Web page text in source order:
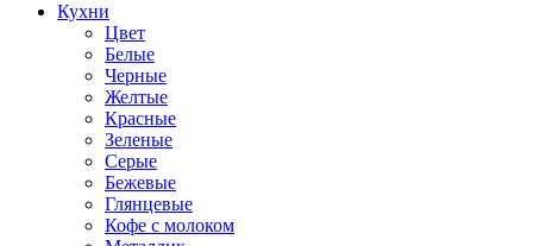
Кухни
Цвет
Белые
Черные
Желтые
Красные
Зеленые
Серые
Бежевые
Глянцевые
Кофе с молоком